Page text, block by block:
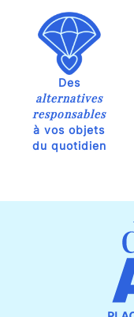
Des
alternatives
responsables
à vos objets
du quotidien